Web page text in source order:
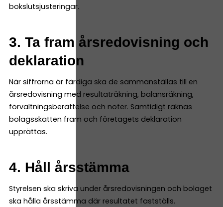
bokslutsjusteringar.
3. Ta fram årsredovisning och
deklaration
När siffrorna är färdiga ska de sammanställas till en
årsredovisning med resultaträkning, balansräkning,
förvaltningsberättelse och noter. Samtidigt räknas
bolagsskatten fram och företagets deklaration
upprättas.
4. Håll årsstämma
Styrelsen ska skriva under årsredovisningen och bolaget
ska hålla årsstämma där resultatet fastställs.